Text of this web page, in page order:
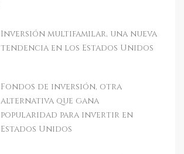
Inversión multifamilar, una nueva
tendencia en los Estados Unidos
Fondos de inversión, otra
alternativa que gana
popularidad para invertir en
Estados Unidos